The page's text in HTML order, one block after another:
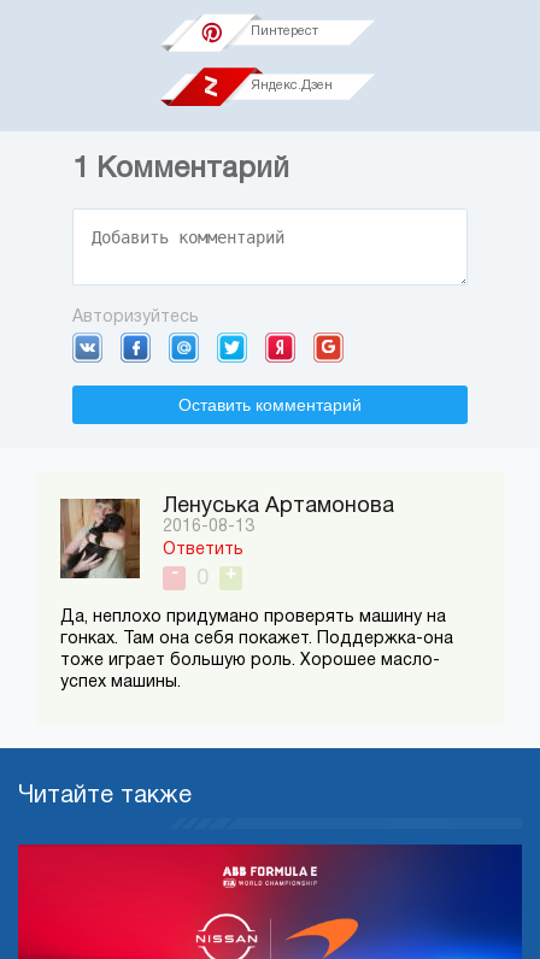
Пинтерест
Яндекс.Дзен
1 Комментарий
Авторизуйтесь
Оставить комментарий
Ленуська Артамонова
2016-08-13
Ответить
-
0 +
Да, неплохо придумано проверять машину на
гонках. Там она себя покажет. Поддержка-она
тоже играет большую роль. Хорошее масло-
успех машины.
Читайте также